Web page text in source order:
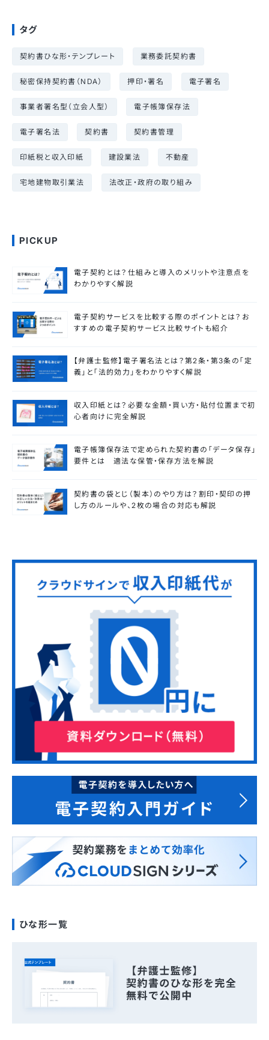
タグ
契約書ひな形・テンプレート 業務委託契約書
秘密保持契約書（NDA） 押印・署名 電子署名
事業者署名型（立会人型） 電子帳簿保存法
電子署名法 契約書 契約書管理
印紙税と収入印紙 建設業法 不動産
宅地建物取引業法 法改正・政府の取り組み
PICKUP
電子契約とは？仕組みと導入のメリットや注意点を
わかりやすく解説
電子契約サービスを比較する際のポイントとは？お
すすめの電子契約サービス比較サイトも紹介
【弁護士監修】電子署名法とは？第2条・第3条の「定
義」と「法的効力」をわかりやすく解説
収入印紙とは？必要な金額・買い方・貼付位置まで初
心者向けに完全解説
電子帳簿保存法で定められた契約書の「データ保存」
要件とは 適法な保管・保存方法を解説
契約書の袋とじ（製本）のやり方は？割印・契印の押
し方のルールや、2枚の場合の対応も解説
ひな形一覧